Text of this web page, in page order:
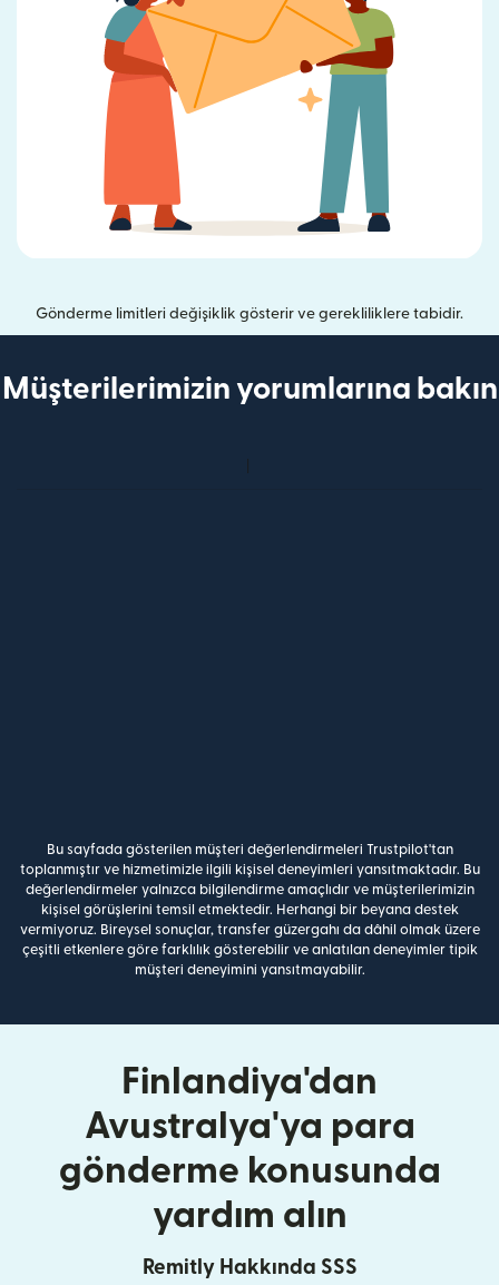
Gönderme limitleri değişiklik gösterir ve gerekliliklere tabidir.
Müşterilerimizin yorumlarına bakın
Bu sayfada gösterilen müşteri değerlendirmeleri Trustpilot'tan
toplanmıştır ve hizmetimizle ilgili kişisel deneyimleri yansıtmaktadır. Bu
değerlendirmeler yalnızca bilgilendirme amaçlıdır ve müşterilerimizin
kişisel görüşlerini temsil etmektedir. Herhangi bir beyana destek
vermiyoruz. Bireysel sonuçlar, transfer güzergahı da dâhil olmak üzere
çeşitli etkenlere göre farklılık gösterebilir ve anlatılan deneyimler tipik
müşteri deneyimini yansıtmayabilir.
Finlandiya'dan
Avustralya'ya para
gönderme konusunda
yardım alın
Remitly Hakkında SSS